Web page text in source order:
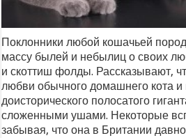
Поклонники любой кошачьей
массу былей и небылиц о своих
и скоттиш фолды. Рассказывают,
любви обычного домашнего кота и
доисторического полосатого
сложенными ушами. Некоторые
забывая, что она в Британии